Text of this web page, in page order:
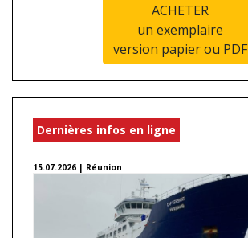
ACHETER
un exemplaire
version papier ou PDF
Dernières infos en ligne
15.07.2026 | Réunion